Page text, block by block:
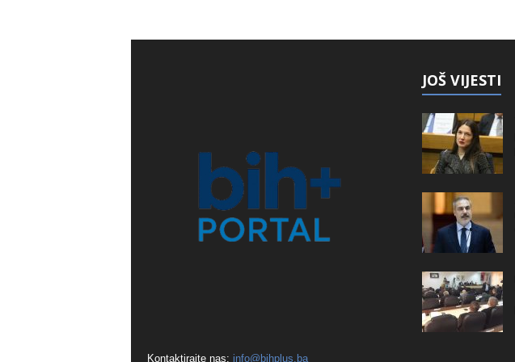
Kontaktirajte nas: info@bihplus.ba
JOŠ VIJESTI